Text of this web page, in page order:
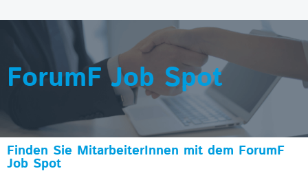
ForumF Job Spot
Finden Sie MitarbeiterInnen mit dem ForumF
Job Spot